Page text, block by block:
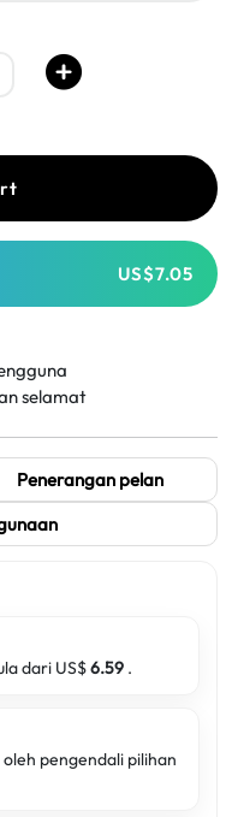
US$7.05
selamat
Penerangan pelan
dari US$6.59 .
pengendali pilihan